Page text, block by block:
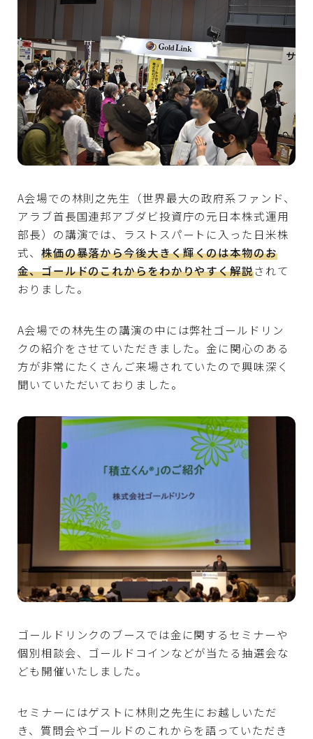
A会場での林則之先生（世界最大の政府系ファンド、
アラブ首長国連邦アブダビ投資庁の元日本株式運用
部長）の講演では、ラストスパートに入った日米株
式、 株価の暴落から今後大きく輝くのは本物のお
金、ゴールドのこれからをわかりやすく解説されて
おりました。
A会場での林先生の講演の中には弊社ゴールドリン
クの紹介をさせていただきました。金に関心のある
方が非常にたくさんご来場されていたので興味深く
聞いていただいておりました。
ゴールドリンクのブースでは金に関するセミナーや
個別相談会、ゴールドコインなどが当たる抽選会な
ども開催いたしました。
セミナーにはゲストに林則之先生にお越しいただ
き、質問会やゴールドのこれからを語っていただき